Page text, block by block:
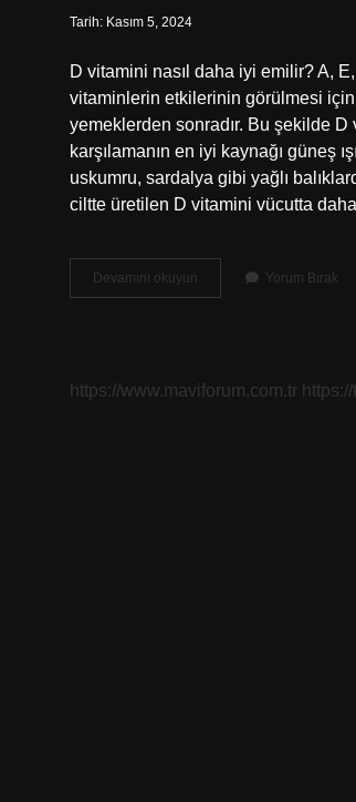
Tarih: Kasım 5, 2024
D vitamini nasıl daha iyi emilir? A,
vitaminlerin etkilerinin görülmesi
yemeklerden sonradır. Bu şekilde D
karşılamanın en iyi kaynağı güneş
uskumru, sardalya gibi yağlı
ciltte üretilen D vitamini vücutta
Devamını okuyun
Vitamini
Yorum Bırak
https://www.maviforum.com.tr